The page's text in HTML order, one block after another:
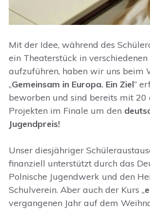
Mit der Idee, während des
ein Theaterstück in verschiedenen
aufzuführen, haben wir uns beim
„Gemeinsam in Europa. Ein Ziel“
beworben und sind bereits mit 20
Projekten im Finale um den
Jugendpreis!
Unser diesjähriger
finanziell unterstützt durch das
Polnische Jugendwerk und den
Schulverein. Aber auch der Kurs „
vergangenen Jahr auf dem